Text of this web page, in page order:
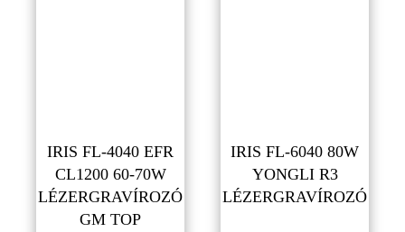
IRIS FL-4040 EFR
CL1200 60-70W
LÉZERGRAVÍROZÓ
GM TOP
IRIS FL-6040 80W
YONGLI R3
LÉZERGRAVÍROZÓ